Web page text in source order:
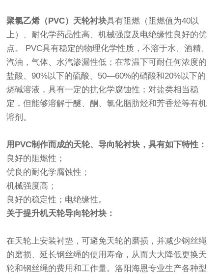
聚氯乙烯（PVC）天轮衬块具有阻燃（阻燃值为40以
上）、耐化学药品性高、机械强度及电绝缘性良好的优
点。 PVC具有稳定的物理化学性质，不溶于水、酒精、
汽油，气体、水汽渗漏性低；在常温下可耐任何浓度的
盐酸、90%以下的硫酸、50—60%的硝酸和20%以下的
烧碱溶液，具有一定的抗化学腐蚀性；对盐类相当稳
定，但能够溶解于醚、酮、氯化脂肪烃和芳香烃等有机
溶剂。
用PVC制作而成的天轮、导向轮衬块，具有如下特性：
良好的阻燃性；
优良的耐化学腐蚀性；
机械强度高；
良好的稳定性；电绝缘性。
关于提升机天轮导向轮衬块：
在天轮上安装衬垫，可避免天轮的磨损，并减少钢丝绳
的磨损、延长钢丝绳的使用寿命，从而大大降低更换天
轮和钢丝绳的费用和工作量。洛阳海恩专业生产各种型